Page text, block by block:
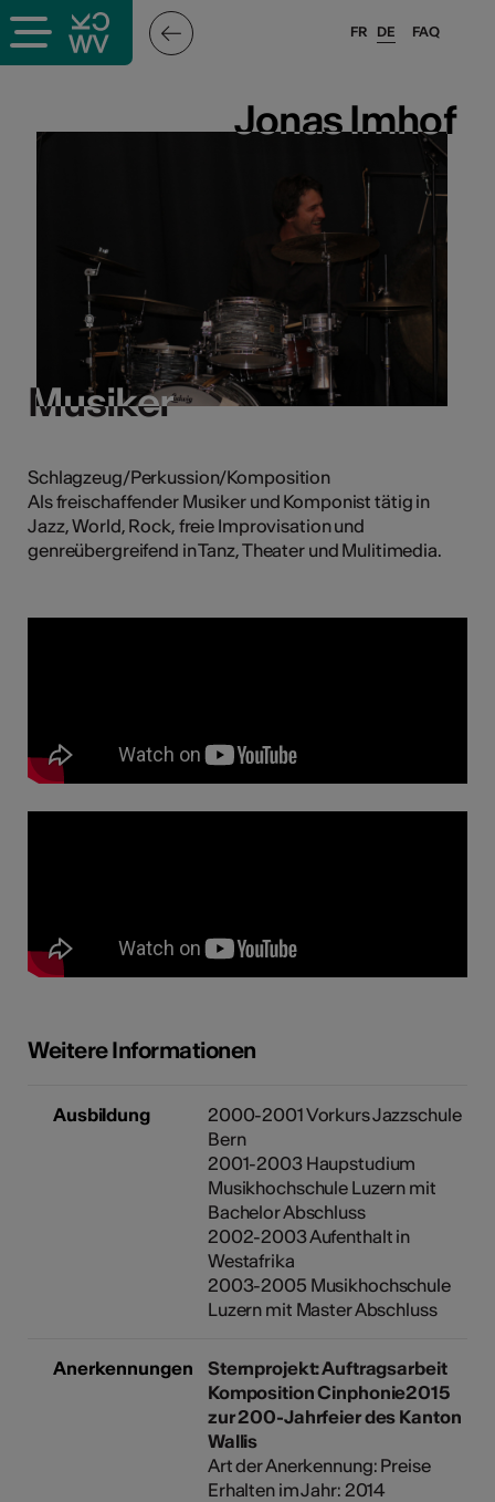
FAQ
FR DE
Jonas Imhof
Musiker
Jonas Imhof
Musiker
Schlagzeug/Perkussion/Komposition
Als freischaffender Musiker und Komponist tätig in
Jazz, World, Rock, freie Improvisation und
genreübergreifend in Tanz, Theater und Mulitimedia.
Weitere Informationen
Ausbildung
2000-2001 Vorkurs Jazzschule
Bern
2001-2003 Haupstudium
Musikhochschule Luzern mit
Bachelor Abschluss
2002-2003 Aufenthalt in
Westafrika
2003-2005 Musikhochschule
Luzern mit Master Abschluss
Anerkennungen
Sternprojekt: Auftragsarbeit
Komposition Cinphonie2015
zur 200-Jahrfeier des Kanton
Wallis
Art der Anerkennung: Preise
Erhalten im Jahr: 2014